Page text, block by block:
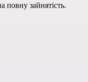
повну зайнятість.